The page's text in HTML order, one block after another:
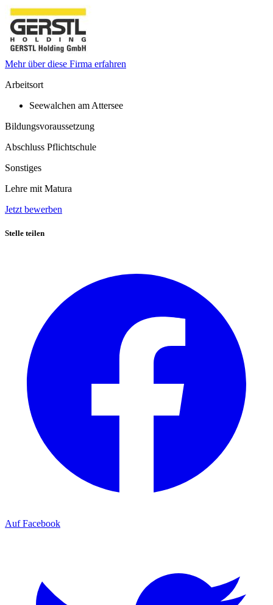
Mehr über diese Firma erfahren
Arbeitsort
Seewalchen am Attersee
Bildungsvoraussetzung
Abschluss Pflichtschule
Sonstiges
Lehre mit Matura
Jetzt bewerben
Stelle teilen
Auf Facebook